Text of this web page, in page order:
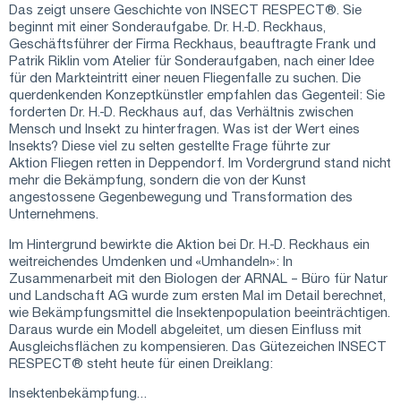
Das zeigt unsere Geschichte von INSECT RESPECT®. Sie
beginnt mit einer Sonderaufgabe. Dr. H.-D. Reckhaus,
Geschäftsführer der Firma Reckhaus, beauftragte Frank und
Patrik Riklin vom Atelier für Sonderaufgaben, nach einer Idee
für den Markteintritt einer neuen Fliegenfalle zu suchen. Die
querdenkenden Konzeptkünstler empfahlen das Gegenteil: Sie
forderten Dr. H.-D. Reckhaus auf, das Verhältnis zwischen
Mensch und Insekt zu hinterfragen. Was ist der Wert eines
Insekts? Diese viel zu selten gestellte Frage führte zur
Aktion Fliegen retten in Deppendorf. Im Vordergrund stand nicht
mehr die Bekämpfung, sondern die von der Kunst
angestossene Gegenbewegung und Transformation des
Unternehmens.
Im Hintergrund bewirkte die Aktion bei Dr. H.-D. Reckhaus ein
weitreichendes Umdenken und «Umhandeln»: In
Zusammenarbeit mit den Biologen der ARNAL – Büro für Natur
und Landschaft AG wurde zum ersten Mal im Detail berechnet,
wie Bekämpfungsmittel die Insektenpopulation beeinträchtigen.
Daraus wurde ein Modell abgeleitet, um diesen Einfluss mit
Ausgleichsflächen zu kompensieren. Das Gütezeichen INSECT
RESPECT® steht heute für einen Dreiklang:
Insektenbekämpfung…